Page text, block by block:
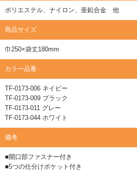
ポリエステル、ナイロン、亜鉛合金 他
商品サイズ
巾250×袋丈180mm
カラー品番
TF-0173-006 ネイビー
TF-0173-009 ブラック
TF-0173-011 グレー
TF-0173-044 ホワイト
備考
■開口部ファスナー付き
■5つの仕分けポケット付き